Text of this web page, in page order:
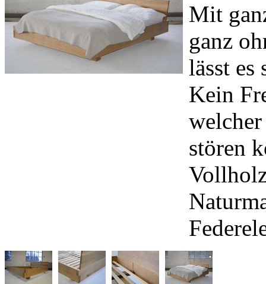
Mit
ganz
lässt es
Kein
stören